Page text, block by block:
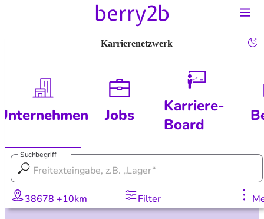
Karrierenetzwerk
Jobs
Karriere-
Board
Suchbegriff
38678 +10km Filter